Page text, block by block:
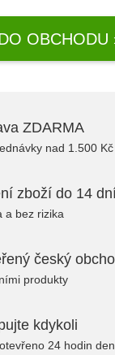
OBCHODU
ZDARMA
nad 1.500 Kč
zboží do 14
a bez rizika
český
produkty
kdykoli
24 hodin